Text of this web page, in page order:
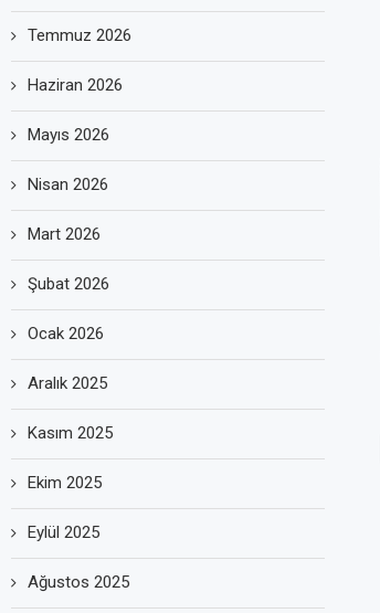
Temmuz 2026
Haziran 2026
Mayıs 2026
Nisan 2026
Mart 2026
Şubat 2026
Ocak 2026
Aralık 2025
Kasım 2025
Ekim 2025
Eylül 2025
Ağustos 2025